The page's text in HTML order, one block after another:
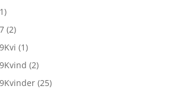
(2)
(1)
(2)
(25)